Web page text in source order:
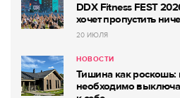
DDX Fitness FEST
хочет пропустить
20 ИЮЛЯ
НОВОСТИ
Тишина как
необходимо